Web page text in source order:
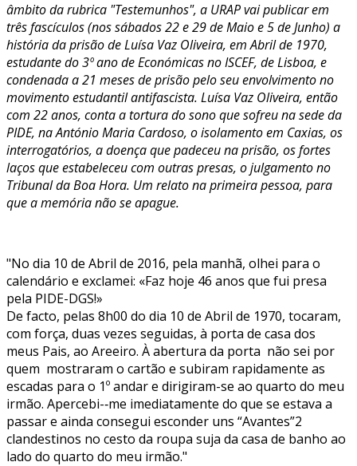
âmbito da rubrica "Testemunhos", a URAP vai publicar em
três fascículos (nos sábados 22 e 29 de Maio e 5 de Junho) a
história da prisão de Luísa Vaz Oliveira, em Abril de 1970,
estudante do 3º ano de Económicas no ISCEF, de Lisboa, e
condenada a 21 meses de prisão pelo seu envolvimento no
movimento estudantil antifascista. Luísa Vaz Oliveira, então
com 22 anos, conta a tortura do sono que sofreu na sede da
PIDE, na António Maria Cardoso, o isolamento em Caxias, os
interrogatórios, a doença que padeceu na prisão, os fortes
laços que estabeleceu com outras presas, o julgamento no
Tribunal da Boa Hora. Um relato na primeira pessoa, para
que a memória não se apague.
"No dia 10 de Abril de 2016, pela manhã, olhei para o
calendário e exclamei: «Faz hoje 46 anos que fui presa
pela PIDE-DGS!»
De facto, pelas 8h00 do dia 10 de Abril de 1970, tocaram,
com força, duas vezes seguidas, à porta de casa dos
meus Pais, ao Areeiro. À abertura da porta não sei por
quem mostraram o cartão e subiram rapidamente as
escadas para o 1º andar e dirigiram-se ao quarto do meu
irmão. Apercebi-‑me imediatamente do que se estava a
passar e ainda consegui esconder uns “Avantes”2
clandestinos no cesto da roupa suja da casa de banho ao
lado do quarto do meu irmão."